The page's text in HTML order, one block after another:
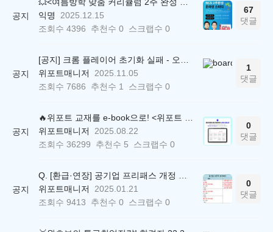
공지
익명
2025.12.15
조회수 4396 추천수 0 스크랩수 0
67
댓글
공지
위포트매니저
2025.11.05
조회수 7686 추천수 1 스크랩수 0
1
댓글
공지
위포트매니저
2025.08.22
조회수 36299 추천수 5 스크랩수 0
0
댓글
공지
위포트매니저
2025.01.21
조회수 9413 추천수 0 스크랩수 0
0
댓글